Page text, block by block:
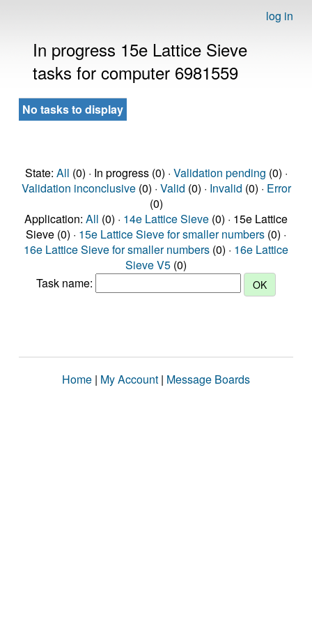
log in
In progress 15e Lattice Sieve
tasks for computer 6981559
No tasks to display
State: All (0) · In progress (0) · Validation pending (0) ·
Validation inconclusive(0) · Valid (0) · Invalid (0) · Error
(0)
Application: All (0) · 14e Lattice Sieve (0) · 15e Lattice
Sieve (0) · 15e Lattice Sieve for smaller numbers (0) ·
16e Lattice Sieve for smaller numbers (0) · 16e Lattice
Sieve V5 (0)
Task name:
Home | My Account | Message Boards